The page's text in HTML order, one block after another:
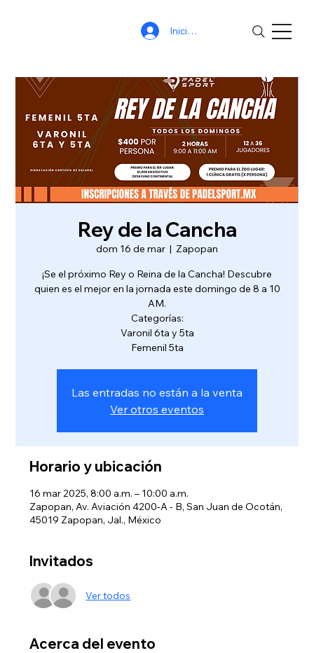
Iniciar sesión
Rey de la Cancha
dom 16 de mar
  |
Zapopan
¡Se el próximo Rey o Reina de la Cancha! Descubre
quien es el mejor en la jornada este domingo de 8 a 10
AM.
Categorías:
Varonil 6ta y 5ta
Femenil 5ta
Las entradas no están a la venta
Ver otros eventos
Horario y ubicación
16 mar 2025, 8:00 a.m. – 10:00 a.m.
Zapopan, Av. Aviación 4200-A - B, San Juan de Ocotán,
45019 Zapopan, Jal., México
Invitados
Ver todos
Acerca del evento